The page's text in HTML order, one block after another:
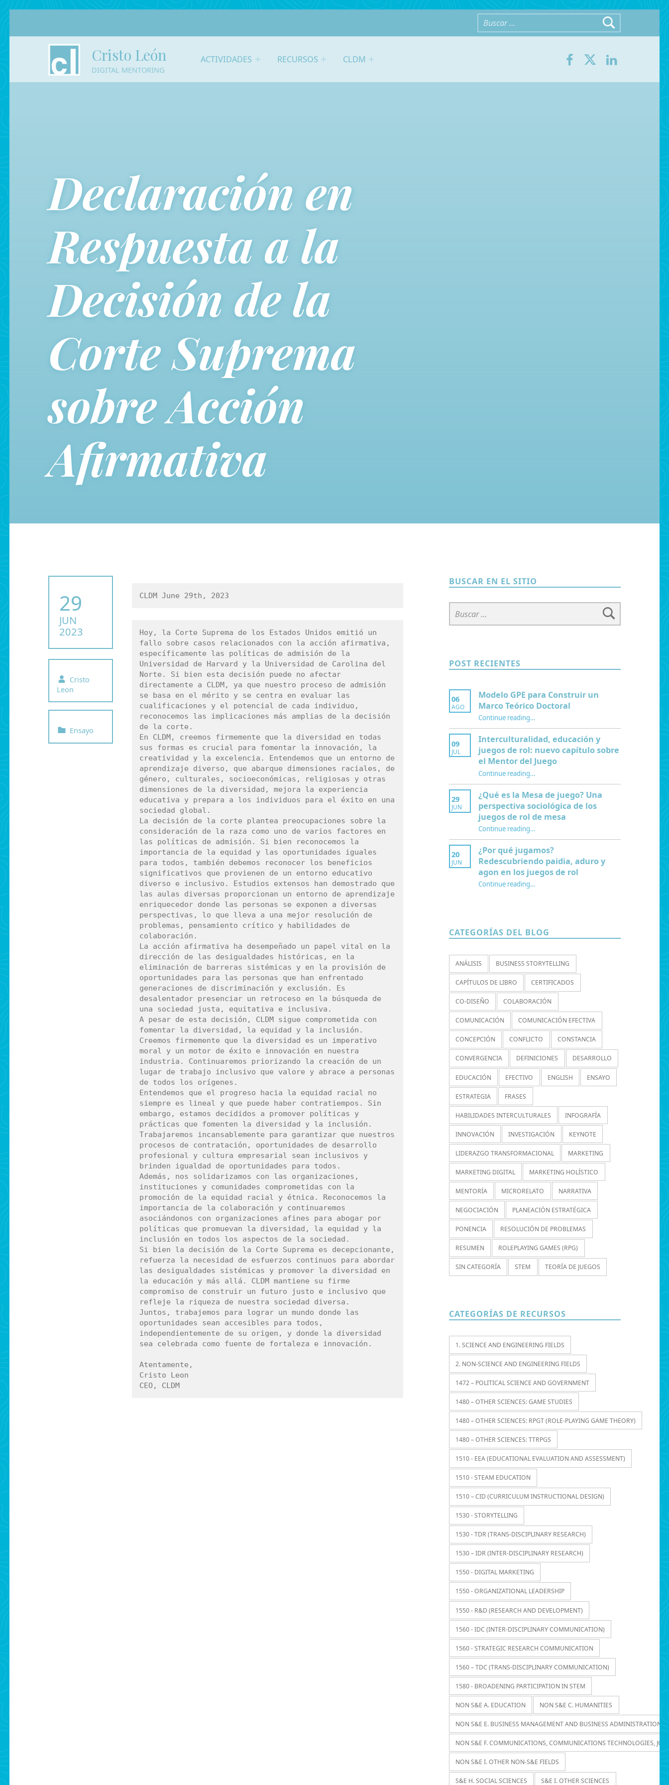
Cristo León
DIGITAL MENTORING
ACTIVIDADES RECURSOS CLDM
Facebook
TwitterLinkedIn
Buscar:
Declaración en
Respuesta a la
Decisión de la
Corte Suprema
sobre Acción
Afirmativa
29
JUN
2023
Written by:
Cristo
Leon
Categorized in:
Ensayo
CLDM June 29th, 2023
Hoy, la Corte Suprema de los Estados Unidos emitió un
fallo sobre casos relacionados con la acción afirmativa,
específicamente las políticas de admisión de la
Universidad de Harvard y la Universidad de Carolina del
Norte. Si bien esta decisión puede no afectar
directamente a CLDM, ya que nuestro proceso de admisión
se basa en el mérito y se centra en evaluar las
cualificaciones y el potencial de cada individuo,
reconocemos las implicaciones más amplias de la decisión
de la corte.
En CLDM, creemos firmemente que la diversidad en todas
sus formas es crucial para fomentar la innovación, la
creatividad y la excelencia. Entendemos que un entorno de
aprendizaje diverso, que abarque dimensiones raciales, de
género, culturales, socioeconómicas, religiosas y otras
dimensiones de la diversidad, mejora la experiencia
educativa y prepara a los individuos para el éxito en una
sociedad global.
La decisión de la corte plantea preocupaciones sobre la
consideración de la raza como uno de varios factores en
las políticas de admisión. Si bien reconocemos la
importancia de la equidad y las oportunidades iguales
para todos, también debemos reconocer los beneficios
significativos que provienen de un entorno educativo
diverso e inclusivo. Estudios extensos han demostrado que
las aulas diversas proporcionan un entorno de aprendizaje
enriquecedor donde las personas se exponen a diversas
perspectivas, lo que lleva a una mejor resolución de
problemas, pensamiento crítico y habilidades de
colaboración.
La acción afirmativa ha desempeñado un papel vital en la
dirección de las desigualdades históricas, en la
eliminación de barreras sistémicas y en la provisión de
oportunidades para las personas que han enfrentado
generaciones de discriminación y exclusión. Es
desalentador presenciar un retroceso en la búsqueda de
una sociedad justa, equitativa e inclusiva.
A pesar de esta decisión, CLDM sigue comprometida con
fomentar la diversidad, la equidad y la inclusión.
Creemos firmemente que la diversidad es un imperativo
moral y un motor de éxito e innovación en nuestra
industria. Continuaremos priorizando la creación de un
lugar de trabajo inclusivo que valore y abrace a personas
de todos los orígenes.
Entendemos que el progreso hacia la equidad racial no
siempre es lineal y que puede haber contratiempos. Sin
embargo, estamos decididos a promover políticas y
prácticas que fomenten la diversidad y la inclusión.
Trabajaremos incansablemente para garantizar que nuestros
procesos de contratación, oportunidades de desarrollo
profesional y cultura empresarial sean inclusivos y
brinden igualdad de oportunidades para todos.
Además, nos solidarizamos con las organizaciones,
instituciones y comunidades comprometidas con la
promoción de la equidad racial y étnica. Reconocemos la
importancia de la colaboración y continuaremos
asociándonos con organizaciones afines para abogar por
políticas que promuevan la diversidad, la equidad y la
inclusión en todos los aspectos de la sociedad.
Si bien la decisión de la Corte Suprema es decepcionante,
refuerza la necesidad de esfuerzos continuos para abordar
las desigualdades sistémicas y promover la diversidad en
la educación y más allá. CLDM mantiene su firme
compromiso de construir un futuro justo e inclusivo que
refleje la riqueza de nuestra sociedad diversa.
Juntos, trabajemos para lograr un mundo donde las
oportunidades sean accesibles para todos,
independientemente de su origen, y donde la diversidad
sea celebrada como fuente de fortaleza e innovación.
Atentamente,
Cristo Leon
CEO, CLDM
BUSCAR EN EL SITIO
Buscar:
POST RECIENTES
06
AGO
Modelo GPE para Construir un
Marco Teórico Doctoral
Continue reading“Modelo GPE para Construir un Marco Teórico Doctoral”
…
09
JUL
Interculturalidad, educación y
juegos de rol: nuevo capítulo sobre
el Mentor del Juego
Continue reading“Interculturalidad, educación y juegos de rol: nuevo capítulo sobre el Mentor del Juego”
…
29
JUN
¿Qué es la Mesa de juego? Una
perspectiva sociológica de los
juegos de rol de mesa
Continue reading“¿Qué es la Mesa de juego? Una perspectiva sociológica de los juegos de rol de mesa”
…
20
JUN
¿Por qué jugamos?
Redescubriendo paidia, aduro y
agon en los juegos de rol
Continue reading“¿Por qué jugamos? Redescubriendo paidia, aduro y agon en los juegos de rol”
…
CATEGORÍAS DEL BLOG
ANÁLISIS BUSINESS STORYTELLING
CAPÍTULOS DE LIBRO CERTIFICADOS
CO-DISEÑO COLABORACIÓN
COMUNICACIÓN COMUNICACIÓN EFECTIVA
CONCEPCIÓN CONFLICTO CONSTANCIA
CONVERGENCIA DEFINICIONES DESARROLLO
EDUCACIÓN EFECTIVO ENGLISH ENSAYO
ESTRATEGIA FRASES
HABILIDADES INTERCULTURALES INFOGRAFÍA
INNOVACIÓN INVESTIGACIÓN KEYNOTE
LIDERAZGO TRANSFORMACIONAL MARKETING
MARKETING DIGITAL MARKETING HOLÍSTICO
MENTORÍA MICRORELATO NARRATIVA
NEGOCIACIÓN PLANEACIÓN ESTRATÉGICA
PONENCIA RESOLUCIÓN DE PROBLEMAS
RESUMEN ROLEPLAYING GAMES (RPG)
SIN CATEGORÍA STEM TEORÍA DE JUEGOS
CATEGORÍAS DE RECURSOS
1. SCIENCE AND ENGINEERING FIELDS
2. NON-SCIENCE AND ENGINEERING FIELDS
1472 – POLITICAL SCIENCE AND GOVERNMENT
1480 – OTHER SCIENCES: GAME STUDIES
1480 – OTHER SCIENCES: RPGT (ROLE-PLAYING GAME THEORY)
1480 – OTHER SCIENCES: TTRPGS
1510 - EEA (EDUCATIONAL EVALUATION AND ASSESSMENT)
1510 - STEAM EDUCATION
1510 – CID (CURRICULUM INSTRUCTIONAL DESIGN)
1530 - STORYTELLING
1530 - TDR (TRANS-DISCIPLINARY RESEARCH)
1530 – IDR (INTER-DISCIPLINARY RESEARCH)
1550 - DIGITAL MARKETING
1550 - ORGANIZATIONAL LEADERSHIP
1550 - R&D (RESEARCH AND DEVELOPMENT)
1560 - IDC (INTER-DISCIPLINARY COMMUNICATION)
1560 - STRATEGIC RESEARCH COMMUNICATION
1560 – TDC (TRANS-DISCIPLINARY COMMUNICATION)
1580 - BROADENING PARTICIPATION IN STEM
NON S&E A. EDUCATION NON S&E C. HUMANITIES
NON S&E E. BUSINESS MANAGEMENT AND BUSINESS ADMINISTRATION
NON S&E F. COMMUNICATIONS, COMMUNICATIONS TECHNOLOGIES,
NON S&E I. OTHER NON-S&E FIELDS
S&E H. SOCIAL SCIENCES S&E I. OTHER SCIENCES